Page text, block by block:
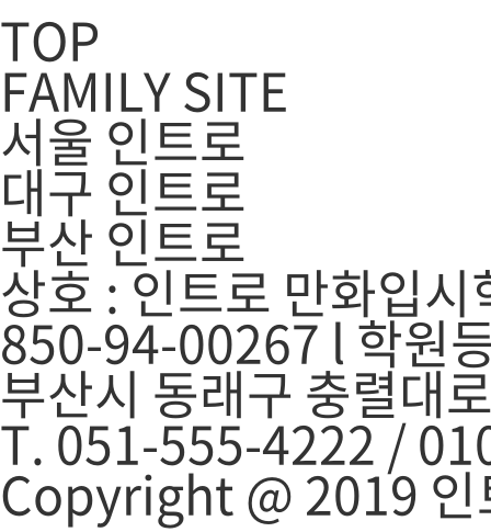
TOP
FAMILY SITE
서울 인트로
대구 인트로
부산 인트로
상호 : 인트로 만화입
850-94-00267 l 학원
부산시 동래구 충렬대
T. 051-555-4222 /
Copyright @ 2019